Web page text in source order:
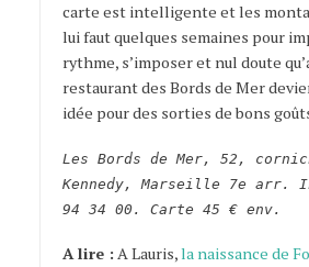
carte est intelligente et les
lui faut quelques semaines pour
rythme, s’imposer et nul doute
restaurant des Bords de Mer
idée pour des sorties de bons
Les Bords de Mer, 52,
Kennedy, Marseille 7e arr.
94 34 00. Carte 45 € env.
A lire : A Lauris,la naissance de